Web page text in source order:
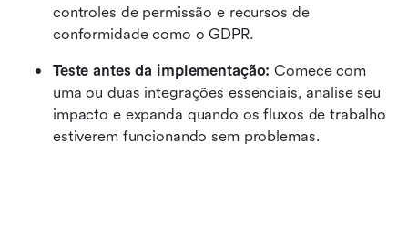
controles de permissão e recursos de
conformidade como o GDPR.
Teste antes da implementação: Comece com
uma ou duas integrações essenciais, analise seu
impacto e expanda quando os fluxos de trabalho
estiverem funcionando sem problemas.